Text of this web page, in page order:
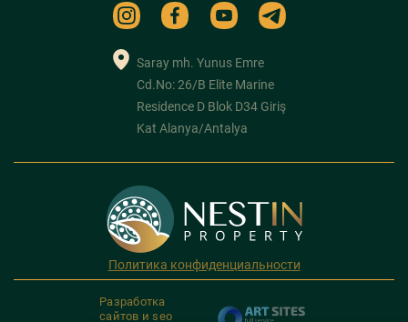
Saray mh. Yunus Emre
Cd.No: 26/B Elite Marine
Residence D Blok D34 Giriş
Kat Alanya/Antalya
Политика конфиденциальности
Разработка
сайтов и seo